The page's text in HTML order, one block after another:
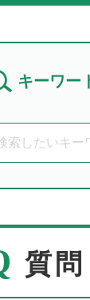
キーワー
質問